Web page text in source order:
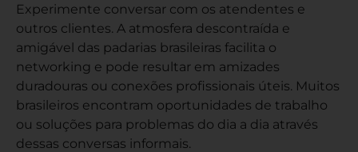
Experimente conversar com os atendentes e
outros clientes. A atmosfera descontraída e
amigável das padarias brasileiras facilita o
networking e pode resultar em amizades
duradouras ou conexões profissionais úteis. Muitos
brasileiros encontram oportunidades de trabalho
ou soluções para problemas do dia a dia através
dessas conversas informais.